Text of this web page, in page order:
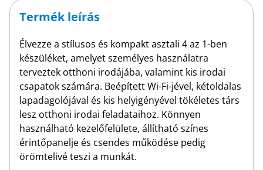
Termék leírás
Élvezze a stílusos és kompakt asztali 4 az 1-ben
készüléket, amelyet személyes használatra
terveztek otthoni irodájába, valamint kis irodai
csapatok számára. Beépített Wi-Fi-jével, kétoldalas
lapadagolójával és kis helyigényével tökéletes társ
lesz otthoni irodai feladataihoz. Könnyen
használható kezelőfelülete, állítható színes
érintőpanelje és csendes működése pedig
örömtelivé teszi a munkát.